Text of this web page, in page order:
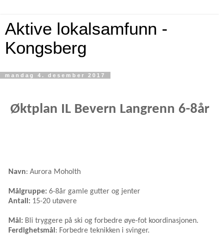
Aktive lokalsamfunn -
Kongsberg
mandag 4. desember 2017
Øktplan IL Bevern Langrenn 6-8år
Navn: Aurora Moholth
Målgruppe: 6-8år gamle gutter og jenter
Antall: 15-20 utøvere
Mål: Bli tryggere på ski og forbedre øye-fot koordinasjonen.
Ferdighetsmål: Forbedre teknikken i svinger.